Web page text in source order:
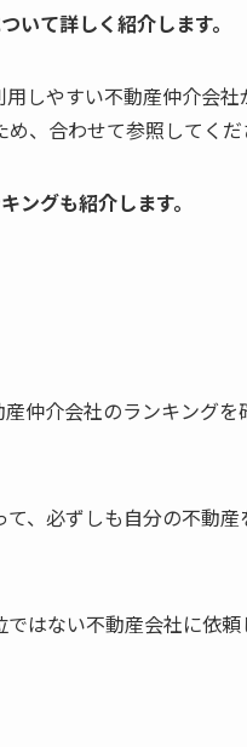
いて詳しく紹介します。
しやすい不動産仲介会社
、合わせて参照してくだ
ングも紹介します。
仲介会社のランキング
、必ずしも自分の不動
はない不動産会社に依